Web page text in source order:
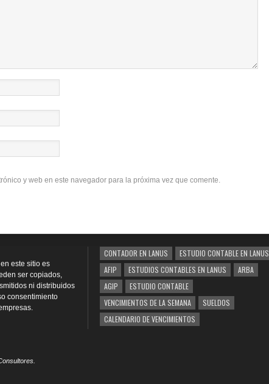
y web en este navegador para la próxima vez que comente.
este sitio es
ser copiados,
ni distribuidos
consentimiento
CONTADOR EN LANUS
ESTUDIO CONTABLE EN LANUS
AFIP
ESTUDIOS CONTABLES EN LANUS
ARBA
AGIP
ESTUDIO CONTABLE
VENCIMIENTOS DE LA SEMANA
SUELDOS
CALENDARIO DE VENCIMIENTOS